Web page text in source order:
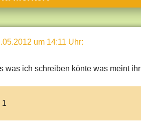
& Natur
& Politik
um 14:11 Uhr:
was ich schreiben könte was meint ihr
1